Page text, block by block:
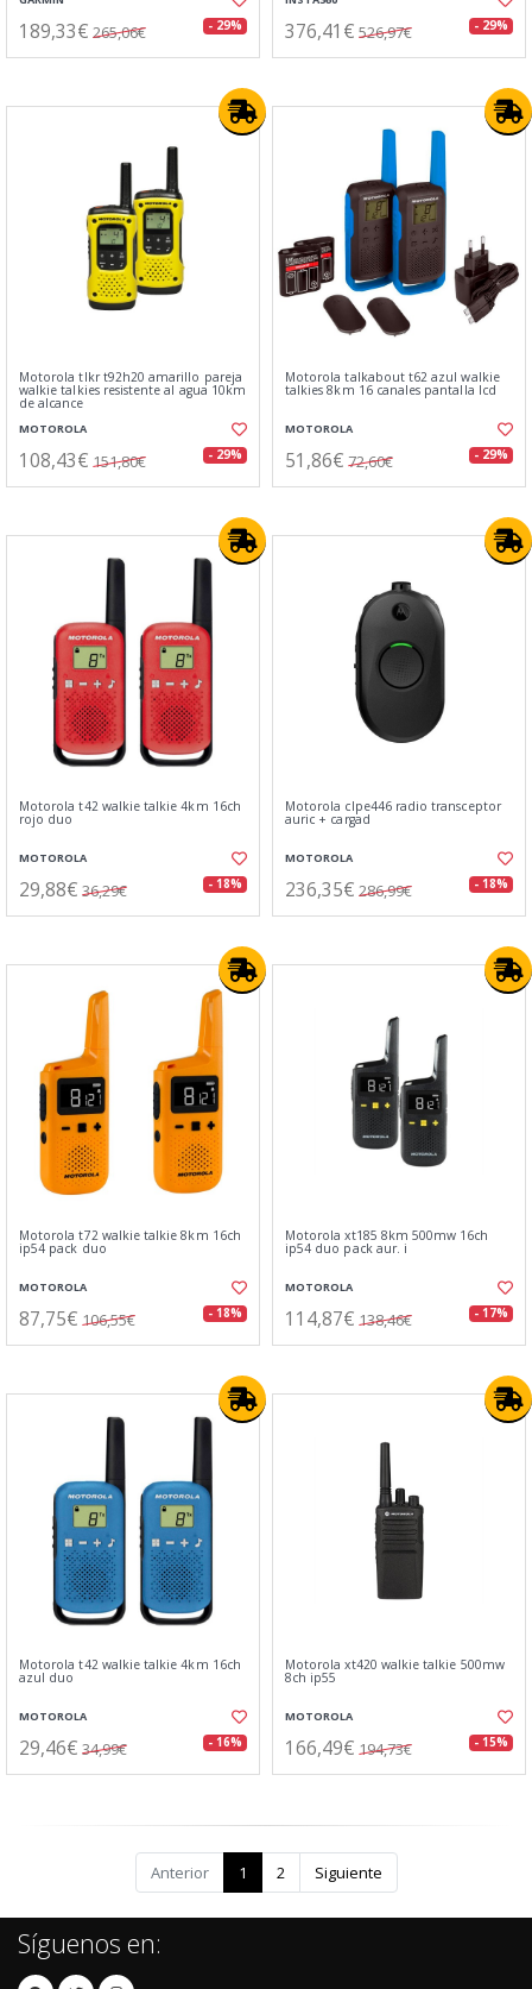
189,33€ 265,06€ - 29% 376,41€ 526,97€ - 29%
Motorola tlkr t92h20 amarillo pareja
walkie talkies resistente al agua 10km
de alcance
MOTOROLA
108,43€ 151,80€ - 29%
Motorola talkabout t62 azul walkie
talkies 8km 16 canales pantalla lcd
MOTOROLA
51,86€ 72,60€ - 29%
Motorola t42 walkie talkie 4km 16ch
rojo duo
MOTOROLA
29,88€ 36,29€ - 18%
Motorola clpe446 radio transceptor
auric + cargad
MOTOROLA
236,35€ 286,99€ - 18%
Motorola t72 walkie talkie 8km 16ch
ip54 pack duo
MOTOROLA
87,75€ 106,55€ - 18%
Motorola xt185 8km 500mw 16ch
ip54 duo pack aur. i
MOTOROLA
114,87€ 138,46€ - 17%
Motorola t42 walkie talkie 4km 16ch
azul duo
MOTOROLA
29,46€ 34,99€ - 16%
Motorola xt420 walkie talkie 500mw
8ch ip55
MOTOROLA
166,49€ 194,73€ - 15%
Anterior 1 2 Siguiente
Síguenos en: